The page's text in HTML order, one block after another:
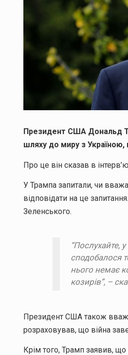
Президент США Дональд
шляху до миру з Україною,
Про це він сказав в
У Трампа запитали, чи
відповідати на це
Зеленського.
“Послухайте,
сподобалося
нього немає
козирів”, –
Президент США також
розраховував, що війна
Крім того, Трамп заявив,